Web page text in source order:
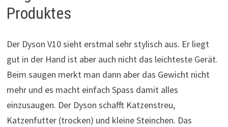
Produktes
Der Dyson V10 sieht erstmal sehr stylisch aus. Er liegt
gut in der Hand ist aber auch nicht das leichteste Gerät.
Beim saugen merkt man dann aber das Gewicht nicht
mehr und es macht einfach Spass damit alles
einzusaugen. Der Dyson schafft Katzenstreu,
Katzenfutter (trocken) und kleine Steinchen. Das